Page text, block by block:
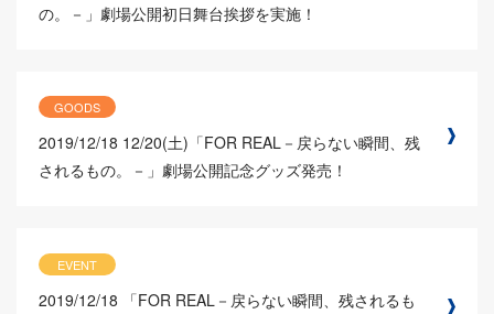
の。－」劇場公開初日舞台挨拶を実施！
GOODS
2019/12/18 12/20(土)「FOR REAL－戻らない瞬間、残
されるもの。－」劇場公開記念グッズ発売！
EVENT
2019/12/18
「FOR REAL－戻らない瞬間、残されるも